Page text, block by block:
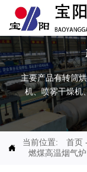
主要产品有转筒
机、喷雾干燥机

当前位置: 首页 -
燃煤高温烟气炉